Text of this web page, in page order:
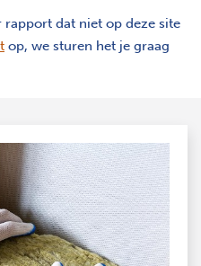
rapport dat niet op deze site
op, we sturen het je graag